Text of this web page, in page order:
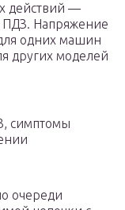
действий —
ПДЗ. Напряжение
одних машин
других моделей
симптомы
очереди